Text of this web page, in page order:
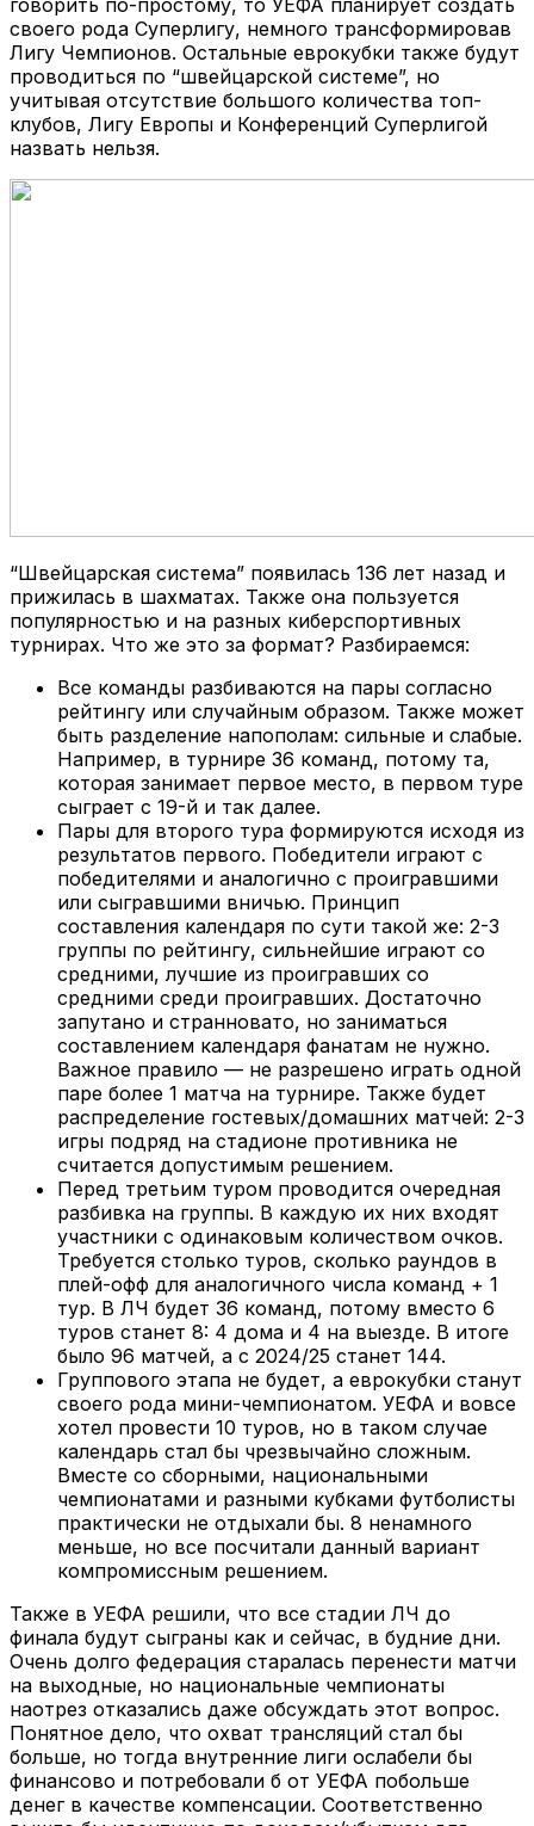
своего рода Суперлигу, немного трансформировав
Лигу Чемпионов. Остальные еврокубки также будут
проводиться по “швейцарской системе”, но
учитывая отсутствие большого количества топ-
клубов, Лигу Европы и Конференций Суперлигой
назвать нельзя.
“Швейцарская система” появилась 136 лет назад и
прижилась в шахматах. Также она пользуется
популярностью и на разных киберспортивных
турнирах. Что же это за формат? Разбираемся:
Все команды разбиваются на пары согласно
рейтингу или случайным образом. Также может
быть разделение напополам: сильные и слабые.
Например, в турнире 36 команд, потому та,
которая занимает первое место, в первом туре
сыграет с 19-й и так далее.
Пары для второго тура формируются исходя из
результатов первого. Победители играют с
победителями и аналогично с проигравшими
или сыгравшими вничью. Принцип
составления календаря по сути такой же: 2-3
группы по рейтингу, сильнейшие играют со
средними, лучшие из проигравших со
средними среди проигравших. Достаточно
запутано и странновато, но заниматься
составлением календаря фанатам не нужно.
Важное правило — не разрешено играть одной
паре более 1 матча на турнире. Также будет
распределение гостевых/домашних матчей: 2-3
игры подряд на стадионе противника не
считается допустимым решением.
Перед третьим туром проводится очередная
разбивка на группы. В каждую их них входят
участники с одинаковым количеством очков.
Требуется столько туров, сколько раундов в
плей-офф для аналогичного числа команд + 1
тур. В ЛЧ будет 36 команд, потому вместо 6
туров станет 8: 4 дома и 4 на выезде. В итоге
было 96 матчей, а с 2024/25 станет 144.
Группового этапа не будет, а еврокубки станут
своего рода мини-чемпионатом. УЕФА и вовсе
хотел провести 10 туров, но в таком случае
календарь стал бы чрезвычайно сложным.
Вместе со сборными, национальными
чемпионатами и разными кубками футболисты
практически не отдыхали бы. 8 ненамного
меньше, но все посчитали данный вариант
компромиссным решением.
Также в УЕФА решили, что все стадии ЛЧ до
финала будут сыграны как и сейчас, в будние дни.
Очень долго федерация старалась перенести матчи
на выходные, но национальные чемпионаты
наотрез отказались даже обсуждать этот вопрос.
Понятное дело, что охват трансляций стал бы
больше, но тогда внутренние лиги ослабели бы
финансово и потребовали б от УЕФА побольше
денег в качестве компенсации. Соответственно